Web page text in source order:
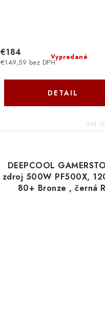
Vypredané
€149,59 bez DPH
€184
DETAIL
Kód:
DEEPCOOL
zdroj 500W PF500X,
80+ Bronze , černá